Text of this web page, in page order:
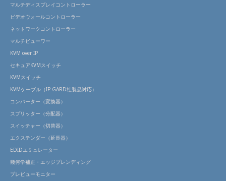
マルチディスプレイコントローラー
ビデオウォールコントローラー
ネットワークコントローラー
マルチビューワー
KVM over IP
セキュアKVMスイッチ
KVMスイッチ
KVMケーブル（IP GARD社製品対応）
コンバーター（変換器）
スプリッター（分配器）
スイッチャー（切替器）
エクステンダー（延長器）
EDIDエミュレーター
幾何学補正・エッジブレンディング
プレビューモニター